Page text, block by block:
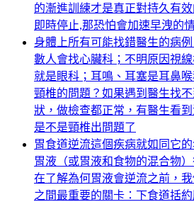
的漸進訓練才是真正對持久有
即時停止,那恐怕會加速早洩的
身體上所有可能找錯醫生的病
數人會找心臟科；不明原因視
就是眼科；耳鳴、耳塞是耳鼻
頸椎的問題？如果遇到醫生找
狀，做檢查都正常，有醫生看
是不是頸椎出問題了
胃食道逆流這個疾病就如同它
胃液（或胃液和食物的混合物
在了解為何胃液會逆流之前，
之間最重要的關卡：下食道括約